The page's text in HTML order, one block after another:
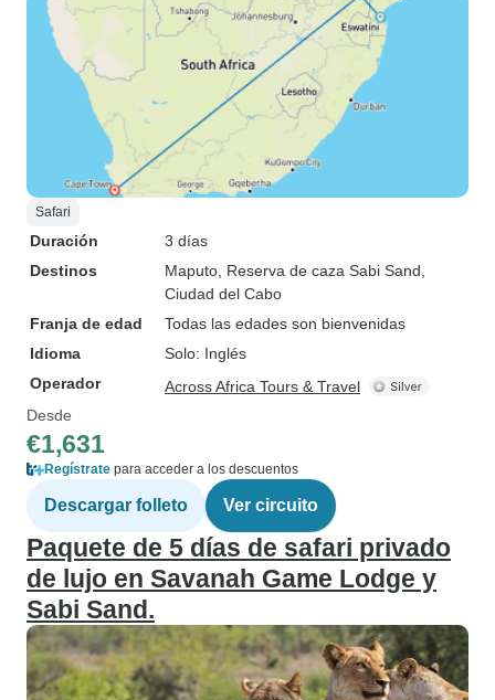
Safari
Duración
3 días
Destinos
Maputo , Reserva de caza Sabi Sand
Ciudad del Cabo
Franja de edad
Todas las edades son bienvenidas
Idioma
Solo: Inglés
Operador
Across Africa Tours & Travel
Desde
€1,631
Regístrate para acceder a los descuentos
Descargar folleto Ver circuito
Paquete de 5 días de safari privado
de lujo en Savanah Game Lodge y
Sabi Sand.